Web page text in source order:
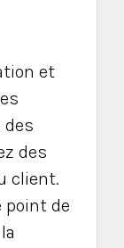
et
des
des
client.
point de